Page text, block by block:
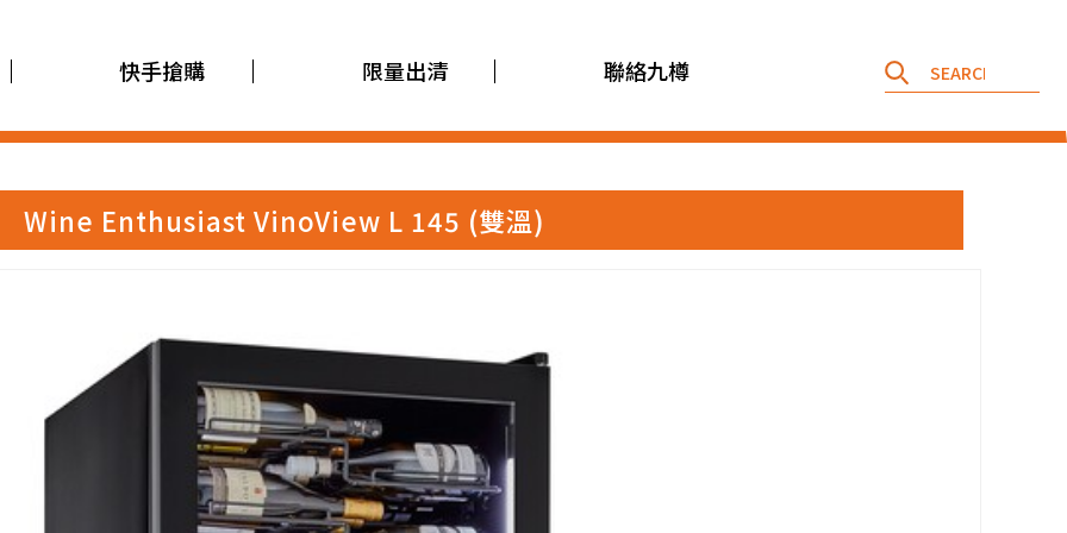
快手搶購 限量出清 聯絡九樽
Wine Enthusiast VinoView L 145 (雙溫)